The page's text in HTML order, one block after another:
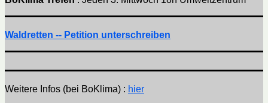
Waldretten -- Petition unterschreiben
Weitere Infos (bei BoKlima) : hier